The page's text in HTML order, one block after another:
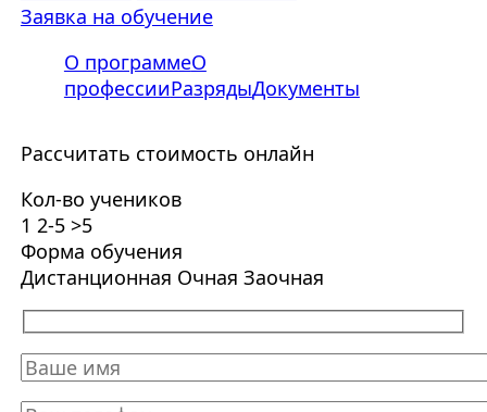
Заявка на обучение
О программеО
профессииРазрядыДокументы
Рассчитать стоимость онлайн
Кол-во учеников
1 2-5 >5
Форма обучения
Дистанционная Очная Заочная